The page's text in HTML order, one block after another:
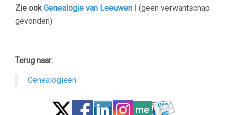
Zie ookGenealogie van Leeuwen I (geen verwantschap
gevonden).
Terug naar:
Genealogieën